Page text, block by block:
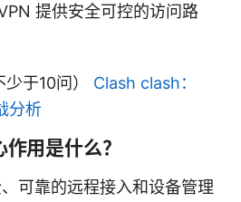
提供安全可控的访问路
于10问） Clash clash：
分析
用是什么？
可靠的远程接入和设备管理